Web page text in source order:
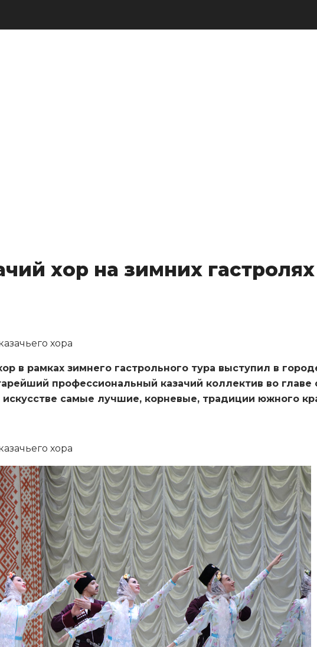
хор на зимних гастролях
хора
в рамках зимнего гастрольного тура выступил в
профессиональный казачий коллектив во
самые лучшие, корневые, традиции южного
хора